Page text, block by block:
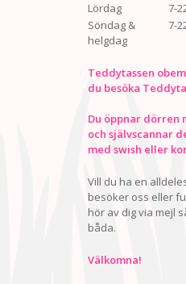
Lördag
7-
Söndag &
helgdag
7-
Teddytassen
du besöka
Du öppnar dörren
och självscannar
med swish eller
Vill du ha en
besöker oss eller
hör av dig via mejl
båda.
Välkomna!